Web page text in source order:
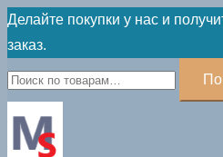
Skip
to
content
Делайте покупки у нас и
заказ.
Искать: